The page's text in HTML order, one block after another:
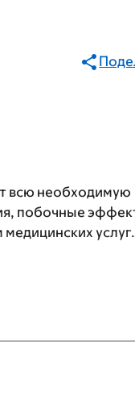
всю необходимую
побочные
услуг.